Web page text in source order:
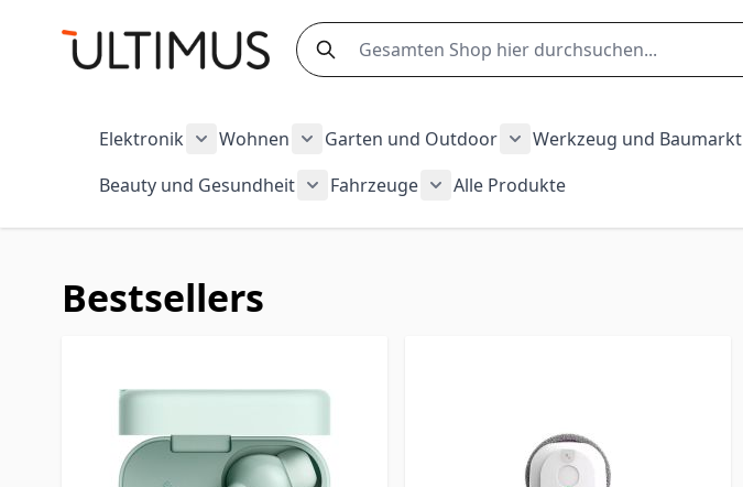
Search
Elektronik
Wohnen
Garten und Outdoor
Werkzeug und Baumarkt
Beauty und Gesundheit
Fahrzeuge
Alle Produkte
Bestsellers